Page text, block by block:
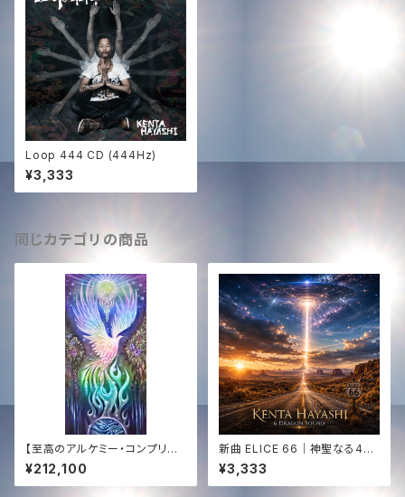
Loop 444 CD (444Hz)
¥3,333
同じカテゴリの商品
【至高のアルケミー・コンプリー
ト】エジプト奉納支援 ─ 全150
曲CD ＆ 「Golden Sun 444」
アナログ盤 ＋ 映像 ＋ 音源【Th
¥212,100
新曲 ELICE 66｜神聖なる444
Hz サウンドジャーニー｜KENT
A HAYASHI × Dragon Soun
d｜HD WAV音源✨
¥3,333